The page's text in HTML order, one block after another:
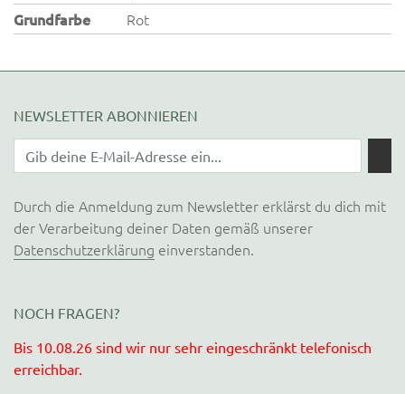
Grundfarbe
Rot
NEWSLETTER ABONNIEREN
Durch die Anmeldung zum Newsletter erklärst du dich mit
der Verarbeitung deiner Daten gemäß unserer
Datenschutzerklärung einverstanden.
NOCH FRAGEN?
Bis 10.08.26 sind wir nur sehr eingeschränkt telefonisch
erreichbar.